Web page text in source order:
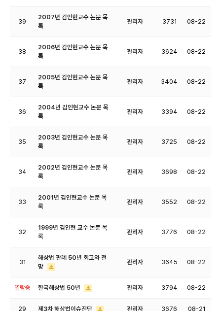
39
2007년 김인현교수 논문 목
록
관리자 3731 08-22
38
2006년 김인현교수 논문 목
록
관리자 3624 08-22
37
2005년 김인현교수 논문 목
록
관리자 3404 08-22
36
2004년 김인현교수 논문 목
록
관리자 3394 08-22
35
2003년 김인현교수 논문 목
록
관리자 3725 08-22
34
2002년 김인현교수 논문 목
록
관리자 3698 08-22
33
2001년 김인현교수 논문 목
록
관리자 3552 08-22
32
1999년 김인현 교수 논문 목
록
관리자 3776 08-22
31
해상법 판례 50년 회고와 전
망
관리자 3645 08-22
열람중 한국해상법 50년 관리자 3794 08-22
29 제3차 해상법이슈진단 관리자 3676 08-21